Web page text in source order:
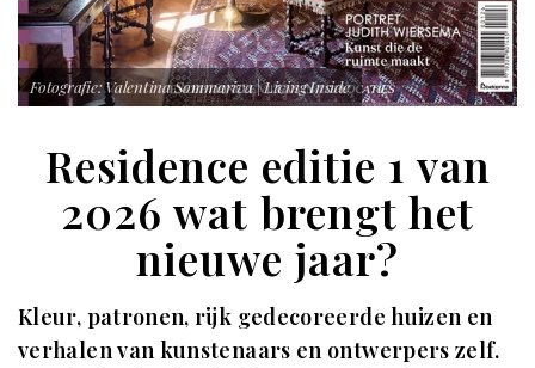
Fotografie: Valentina Sommariva | Living Inside
Residence editie 1 van
2026 wat brengt het
nieuwe jaar?
Kleur, patronen, rijk gedecoreerde huizen en
verhalen van kunstenaars en ontwerpers zelf.